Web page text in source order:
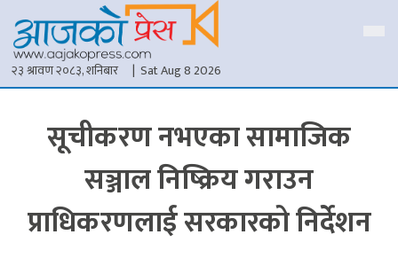
२३ श्रावण २०८३, शनिबार | Sat Aug 8 2026
सूचीकरण नभएका सामाजिक
सञ्जाल निष्क्रिय गराउन
प्राधिकरणलाई सरकारको निर्देशन